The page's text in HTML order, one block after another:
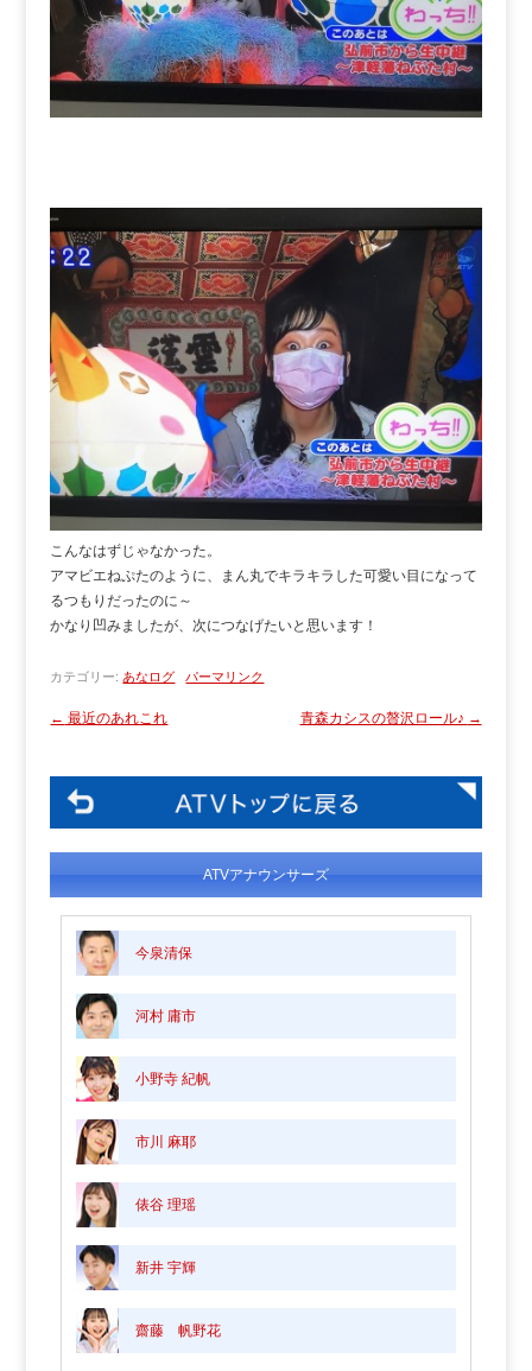
こんなはずじゃなかった。
アマビエねぷたのように、まん丸でキラキラした可愛い目になって
るつもりだったのに～
かなり凹みましたが、次につなげたいと思います！
カテゴリー: あなログ パーマリンク
← 最近のあれこれ 青森カシスの贅沢ロール♪ →
ATVアナウンサーズ
今泉清保
河村 庸市
小野寺 紀帆
市川 麻耶
俵谷 理瑶
新井 宇輝
齋藤 帆野花